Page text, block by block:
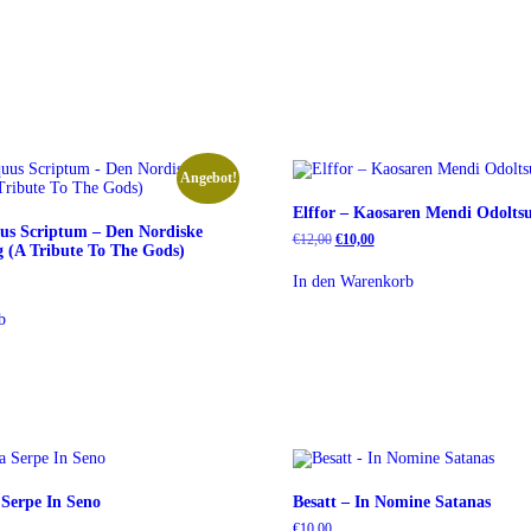
Angebot!
Scriptum – Den Nordiske
(A Tribute To The Gods)
Elffor ‎– Kaosaren Mendi
€12,00 Ursprünglicher
war:
€12,00
€10,00Aktueller
ist:
€10,00.
In den Warenkorb
In Seno Besatt – In Nomine Satanas